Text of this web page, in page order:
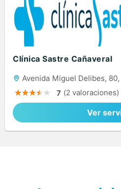
Clínica Sastre Cañaveral
Avenida Miguel Delibes,
7 (2 valoraciones)
Ver